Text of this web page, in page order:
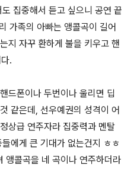
집중해서 듣고 싶으니 공연 끝
가족의 아빠는 앵콜곡이 길어
지 자꾸 환하게 불을 키우고 핸
.
드폰이나 두번이나 울리면 딥
같은데, 선우예권의 성격이 어
상급 연주자라 집중력과 멘탈
에게 큰 기대가 없는건지 ㅎㅎ
앵콜곡을 네 곡이나 연주하더라